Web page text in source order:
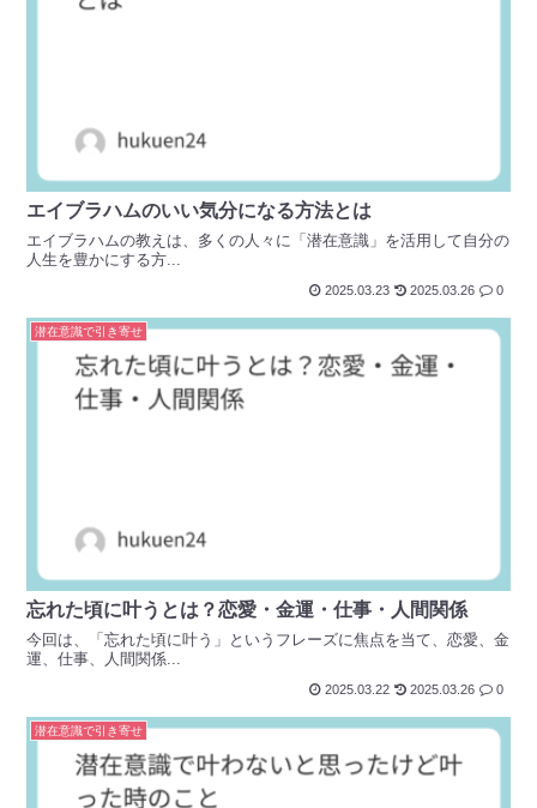
エイブラハムのいい気分になる方法とは
エイブラハムの教えは、多くの人々に「潜在意識」を活用して自分の
人生を豊かにする方...
2025.03.23 2025.03.26 0
潜在意識で引き寄せ
忘れた頃に叶うとは？恋愛・金運・仕事・人間関係
今回は、「忘れた頃に叶う」というフレーズに焦点を当て、恋愛、金
運、仕事、人間関係...
2025.03.22 2025.03.26 0
潜在意識で引き寄せ